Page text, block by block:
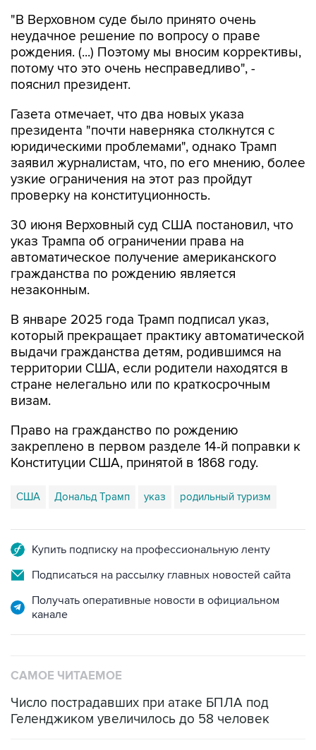
"В Верховном суде было принято очень
неудачное решение по вопросу о праве
рождения. (...) Поэтому мы вносим коррективы,
потому что это очень несправедливо", -
пояснил президент.
Газета отмечает, что два новых указа
президента "почти наверняка столкнутся с
юридическими проблемами", однако Трамп
заявил журналистам, что, по его мнению, более
узкие ограничения на этот раз пройдут
проверку на конституционность.
30 июня Верховный суд США постановил, что
указ Трампа об ограничении права на
автоматическое получение американского
гражданства по рождению является
незаконным.
В январе 2025 года Трамп подписал указ,
который прекращает практику автоматической
выдачи гражданства детям, родившимся на
территории США, если родители находятся в
стране нелегально или по краткосрочным
визам.
Право на гражданство по рождению
закреплено в первом разделе 14-й поправки к
Конституции США, принятой в 1868 году.
США Дональд Трамп указ родильный туризм
Купить подписку на профессиональную ленту
Подписаться на рассылку главных новостей сайта
Получать оперативные новости в официальном
канале
САМОЕ ЧИТАЕМОЕ
Число пострадавших при атаке БПЛА под
Геленджиком увеличилось до 58 человек